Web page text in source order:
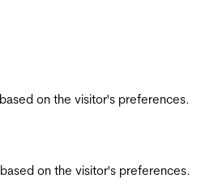
on the visitor's preferences.
on the visitor's preferences.